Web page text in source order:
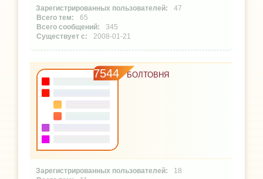
47
65
345
2008-01-21
7544 БОЛТОВНЯ
18